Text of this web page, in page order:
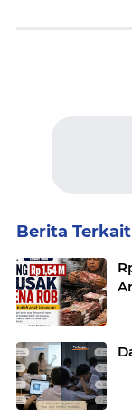
Berita Terkait